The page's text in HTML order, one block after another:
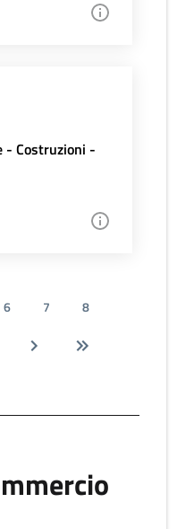
- Costruzioni -
6 7
8